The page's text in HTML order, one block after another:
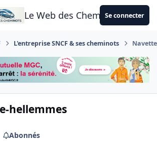
Le Web des CheminotsSe connecter
L'entreprise SNCF & ses cheminots
hellemmes
Abonnés